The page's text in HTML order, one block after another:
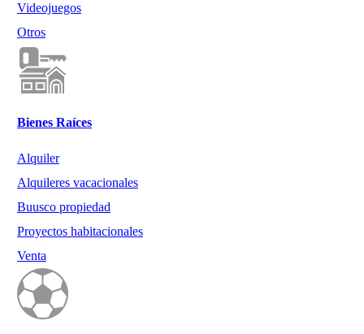
Videojuegos
Otros
Bienes Raíces
Alquiler
Alquileres vacacionales
Buusco propiedad
Proyectos habitacionales
Venta